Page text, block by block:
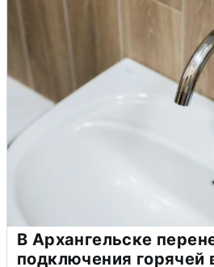
В Архангельске
подключения горячей